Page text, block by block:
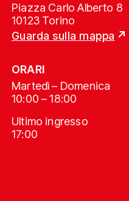
Piazza Carlo Alberto 8
10123 Torino
Guarda sulla mappa
ORARI
Martedì – Domenica
10:00 – 18:00
Ultimo ingresso
17:00